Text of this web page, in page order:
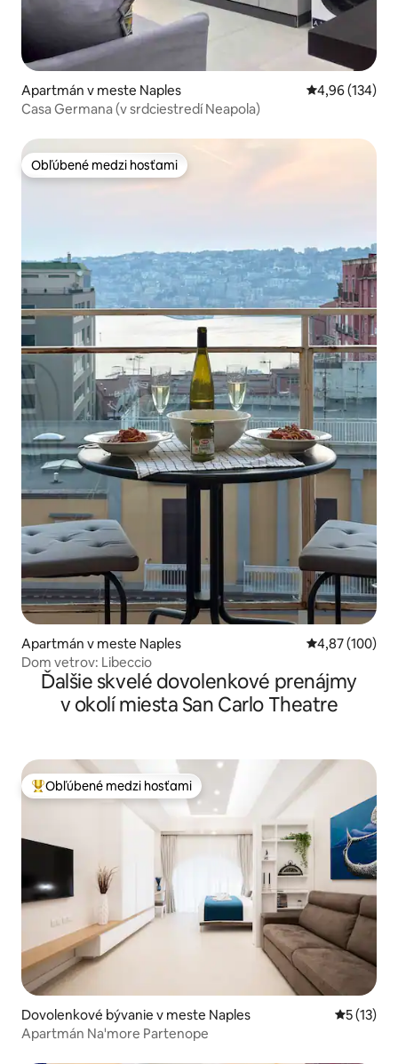
Apartmán v meste Naples Priemerné
4,96 (134)
Casa Germana (v srdciestredí Neapola)
Obľúbené medzi hosťami
Obľúbené medzi hosťami
Apartmán v meste Naples Priemerné
4,87 (100)
Dom vetrov: Libeccio
Ďalšie skvelé dovolenkové prenájmy
v okolí miesta San Carlo Theatre
Najobľúbenejšie medzi hosťami
Obľúbené medzi hosťami
Dovolenkové bývanie v meste Naples
5 (13)
Apartmán Na'more Partenope